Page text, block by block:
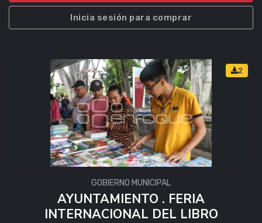
Inicia sesión para comprar
2
GOBIERNO MUNICIPAL
AYUNTAMIENTO . FERIA
INTERNACIONAL DEL LIBRO